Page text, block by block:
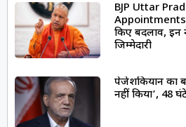
BJP Uttar
किए बदलाव, इन
जिम्मेदारी
पेजेशकियान का
नहीं किया’, 48